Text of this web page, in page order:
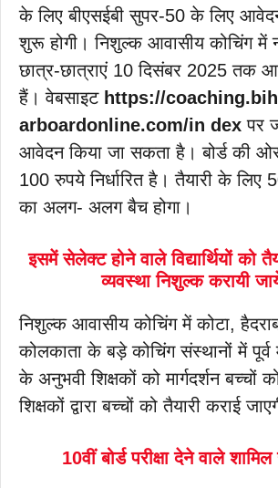
के लिए बीएसईबी सुपर-50 के लिए
शुरू होगी। निशुल्क आवासीय कोचिंग में
छात्र-छात्राएं 10 दिसंबर 2025 तक
हैं। वेबसाइटhttps://coaching.bih
arboardonline.com/in dexपर
आवेदन किया जा सकता है। बोर्ड की
100 रुपये निर्धारित है। तैयारी के लिए
का अलग- अलग बैच होगा।
इसमें सेलेक्ट होने वाले विद्यार्थियों को
व्यवस्था निशुल्क करायी
निशुल्क आवासीय कोचिंग में कोटा,
कोलकाता के बड़े कोचिंग संस्थानों में
के अनुभवी शिक्षकों को मार्गदर्शन बच्चों
शिक्षकों द्वारा बच्चों को तैयारी कराई
10वीं बोर्ड परीक्षा देने वाले